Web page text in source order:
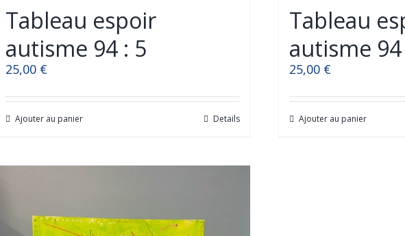
Tableau espoir
autisme 94 : 5
25,00 €
Ajouter au panier Details
Tableau
autisme 94
25,00 €
Ajouter au panier